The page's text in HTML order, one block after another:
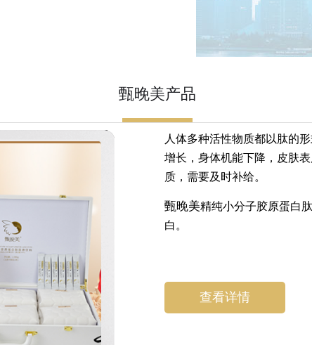
甄晚美产品
人体多种活性物质都以肽的
增长，身体机能下降，皮肤
质，需要及时补给。
甄晚美精纯小分子胶原蛋白
白。
查看详情